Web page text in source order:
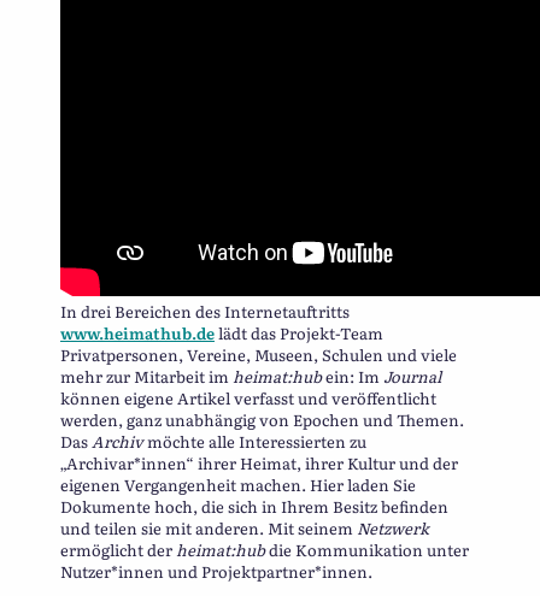
In drei Bereichen des Internetauftritts
www.heimathub.delädt das Projekt-Team
Privatpersonen, Vereine, Museen, Schulen und viele
mehr zur Mitarbeit imheimat:hubein: Im Journal
können eigene Artikel verfasst und veröffentlicht
werden, ganz unabhängig von Epochen und Themen.
DasArchivmöchte alle Interessierten zu
„Archivar*innen“ ihrer Heimat, ihrer Kultur und der
eigenen Vergangenheit machen. Hier laden Sie
Dokumente hoch, die sich in Ihrem Besitz befinden
und teilen sie mit anderen. Mit seinem Netzwerk
ermöglicht derheimat:hubdie Kommunikation unter
Nutzer*innen und Projektpartner*innen.